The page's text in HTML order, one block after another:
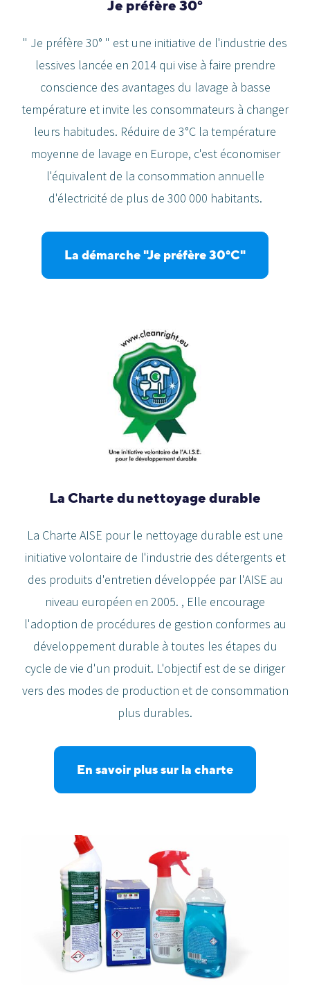
Je préfère 30°
" Je préfère 30° " est une initiative de l'industrie des
lessives lancée en 2014 qui vise à faire prendre
conscience des avantages du lavage à basse
température et invite les consommateurs à changer
leurs habitudes. Réduire de 3°C la température
moyenne de lavage en Europe, c'est économiser
l'équivalent de la consommation annuelle
d'électricité de plus de 300 000 habitants.
La démarche "Je préfère 30°C"
La Charte du nettoyage durable
La Charte AISE pour le nettoyage durable est une
initiative volontaire de l'industrie des détergents et
des produits d'entretien développée par l'AISE au
niveau européen en 2005. , Elle encourage
l'adoption de procédures de gestion conformes au
développement durable à toutes les étapes du
cycle de vie d'un produit. L'objectif est de se diriger
vers des modes de production et de consommation
plus durables.
En savoir plus sur la charte